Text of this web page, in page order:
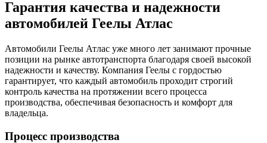
Гарантия качества и надежности
автомобилей Геелы Атлас
Автомобили Геелы Атлас уже много лет занимают прочные
позиции на рынке автотранспорта благодаря своей высокой
надежности и качеству. Компания Геелы с гордостью
гарантирует, что каждый автомобиль проходит строгий
контроль качества на протяжении всего процесса
производства, обеспечивая безопасность и комфорт для
владельца.
Процесс производства